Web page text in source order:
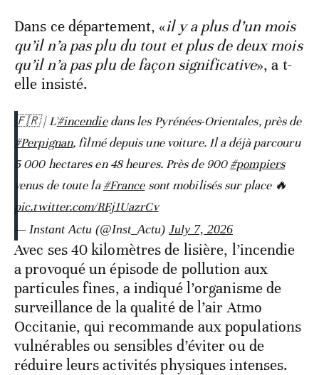
Dans ce département, «il y a plus d’un mois
qu’il n’a pas plu du tout et plus de deux mois
qu’il n’a pas plu de façon significative», a t-
elle insisté.
🇫🇷 | L'#incendiedans les Pyrénées-Orientales, près de
#Perpignan, filmé depuis une voiture. Il a déjà parcouru
5 000 hectares en 48 heures. Près de 900#pompiers
venus de toute la#Francesont mobilisés sur place 🔥
pic.twitter.com/REj1UazrCv
— Instant Actu (@Inst_Actu) July 7, 2026
Avec ses 40 kilomètres de lisière, l’incendie
a provoqué un épisode de pollution aux
particules fines, a indiqué l’organisme de
surveillance de la qualité de l’air Atmo
Occitanie, qui recommande aux populations
vulnérables ou sensibles d’éviter ou de
réduire leurs activités physiques intenses.